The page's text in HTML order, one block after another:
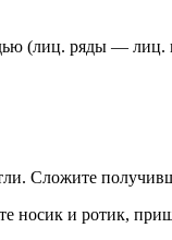
(лиц. ряды —
Сложите
носик и ротик,